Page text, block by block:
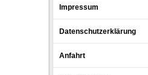
Impressum
Datenschutzerklärung
Anfahrt